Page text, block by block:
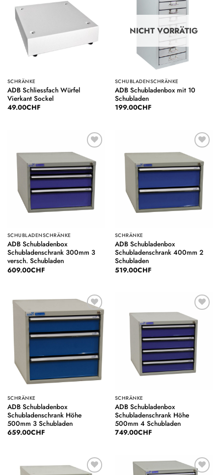
Wunschliste
SCHRÄNKE
ADB Schliessfach Würfel
Vierkant Sockel
49.00CHF
Wunschliste
NICHT VORRÄTIG
SCHUBLADENSCHRÄNKE
ADB Schubladenbox mit 10
Schubladen
199.00CHF
Auf die
Wunschliste
SCHUBLADENSCHRÄNKE
ADB Schubladenbox
Schubladenschrank 300mm 3
versch. Schubladen
609.00CHF
Auf die
Wunschliste
SCHRÄNKE
ADB Schubladenbox
Schubladenschrank 400mm 2
Schubladen
519.00CHF
Auf die
Wunschliste
SCHRÄNKE
ADB Schubladenbox
Schubladenschrank Höhe
500mm 3 Schubladen
659.00CHF
Auf die
Wunschliste
SCHRÄNKE
ADB Schubladenbox
Schubladenschrank Höhe
500mm 4 Schubladen
749.00CHF